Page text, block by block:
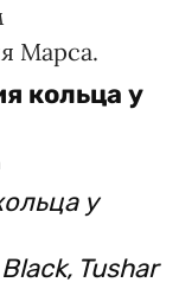
Марса.
у
Tushar